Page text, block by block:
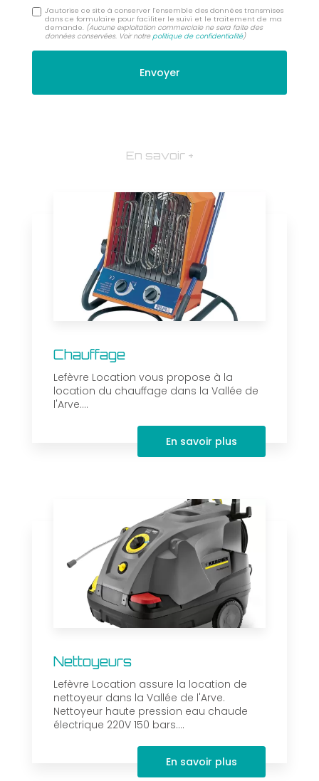
J'autorise ce site à conserver l'ensemble des données transmises
dans ce formulaire pour faciliter le suivi et le traitement de ma
demande. (Aucune exploitation commerciale ne sera faite des
données conservées. Voir notrepolitique de confidentialité)
En savoir +
Chauffage
Lefèvre Location vous propose à la
location du chauffage dans la Vallée de
l'Arve....
En savoir plus
Nettoyeurs
Lefèvre Location assure la location de
nettoyeur dans la Vallée de l'Arve.
Nettoyeur haute pression eau chaude
électrique 220V 150 bars....
En savoir plus